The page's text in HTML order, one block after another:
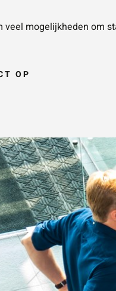
veel mogelijkheden om
OP